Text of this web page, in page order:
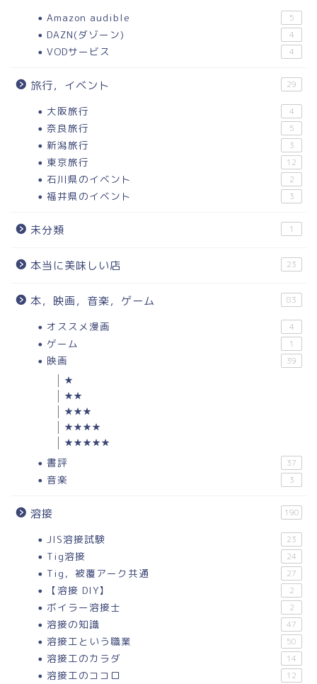
Amazon audible 5
DAZN(ダゾーン) 4
VODサービス 4
旅行，イベント 29
大阪旅行 4
奈良旅行 5
新潟旅行 3
東京旅行 12
石川県のイベント 2
福井県のイベント 3
未分類 1
本当に美味しい店 23
本，映画，音楽，ゲーム 83
オススメ漫画 4
ゲーム 1
映画 39
★
★★
★★★
★★★★
★★★★★
書評 37
音楽 3
溶接 190
JIS溶接試験 23
Tig溶接 24
Tig，被覆アーク共通 27
【溶接 DIY】 2
ボイラー溶接士 2
溶接の知識 47
溶接工という職業 50
溶接工のカラダ 14
溶接工のココロ 12